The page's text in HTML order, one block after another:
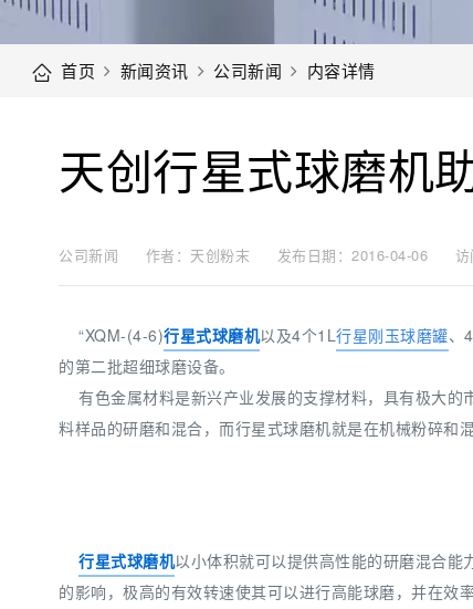
首页 新闻资讯 公司新闻 内容详情
天创行星式球磨机
公司新闻 作者：天创粉末 发布日期：2016-04-06 访
“XQM-(4-6)行星式球磨机以及4个1L行星刚玉球磨罐、
的第二批超细球磨设备。
有色金属材料是新兴产业发展的支撑材料，具有极大的
料样品的研磨和混合，而行星式球磨机就是在机械粉碎和
行星式球磨机以小体积就可以提供高性能的研磨混合
的影响，极高的有效转速使其可以进行高能球磨，并在效